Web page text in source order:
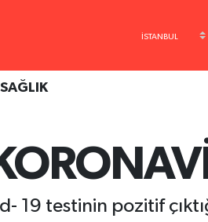
SAĞLIK
19 testinin pozitif